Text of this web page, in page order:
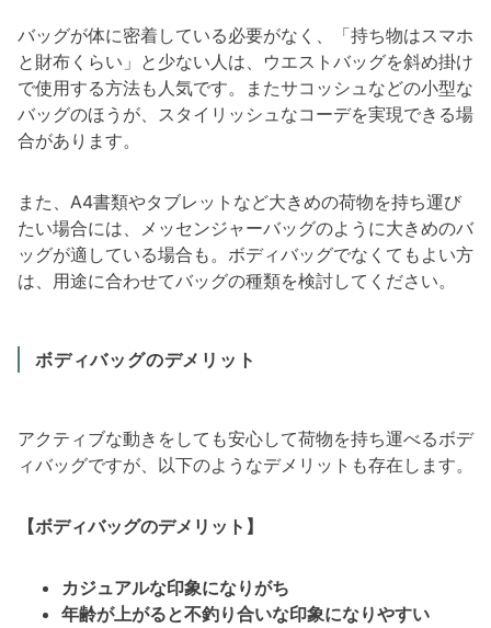
バッグが体に密着している必要がなく、「持ち物はスマホ
と財布くらい」と少ない人は、ウエストバッグを斜め掛け
で使用する方法も人気です。またサコッシュなどの小型な
バッグのほうが、スタイリッシュなコーデを実現できる場
合があります。
また、A4書類やタブレットなど大きめの荷物を持ち運び
たい場合には、メッセンジャーバッグのように大きめのバ
ッグが適している場合も。ボディバッグでなくてもよい方
は、用途に合わせてバッグの種類を検討してください。
ボディバッグのデメリット
アクティブな動きをしても安心して荷物を持ち運べるボデ
ィバッグですが、以下のようなデメリットも存在します。
【ボディバッグのデメリット】
カジュアルな印象になりがち
年齢が上がると不釣り合いな印象になりやすい